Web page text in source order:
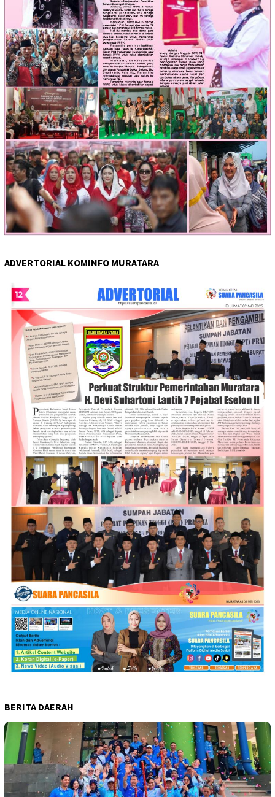
ADVERTORIAL KOMINFO MURATARA
BERITA DAERAH